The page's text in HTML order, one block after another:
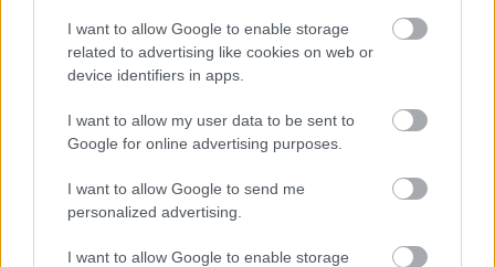
I want to allow Google to enable storage
related to advertising like cookies on web or
device identifiers in apps.
I want to allow my user data to be sent to
Google for online advertising purposes.
I want to allow Google to send me
personalized advertising.
I want to allow Google to enable storage
karikatúra kamarazenét produkál. Kiss Réka Judit
bizonytalan nemű, erősen bizarr főlakáj, a
lakájokban (Sulyok Judit, Éry-Kovács Zsuzsa, Pásztor
Tibor, Fige Tamás) szunnyad a koreografált lázadás.
A felvonás akcióját előrelendítő, mell közeli
medalionlopás megpendíti a konfliktust, fölkelti
Varga Anikó vidéki primadonna Albertinkájának a
naivaédesség (és a ruhája) alá rejtett érzékiségét,
Ollé/Charme inverz (perverz?) öltöztetési ingerét - s
ezáltal a darab iránti érdeklődést.